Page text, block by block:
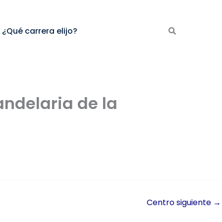
¿Qué carrera elijo?
de la
Centro siguiente →